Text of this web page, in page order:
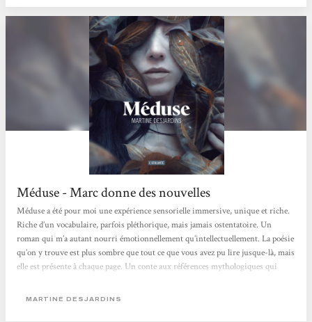
Méduse - Marc donne des nouvelles
Méduse a été pour moi une expérience sensorielle immersive, unique et riche.
Riche d’un vocabulaire, parfois pléthorique, mais jamais ostentatoire. Un
roman qui m’a autant nourri émotionnellement qu’intellectuellement. La poésie
qu’on y trouve est plus sombre que tout ce que vous avez pu lire jusque-là, mais
elle est présente à chaque page. Un conte aux références mythologiques qui
sort de ces pages, se trouve dans l’enrichissement qu’elle apporte au lecteur,
MARTINE DESJARDINS